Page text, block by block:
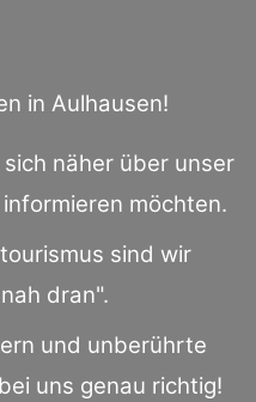
in Aulhausen!
näher über unser
möchten.
sind wir
dran".
und unberührte
uns genau richtig!